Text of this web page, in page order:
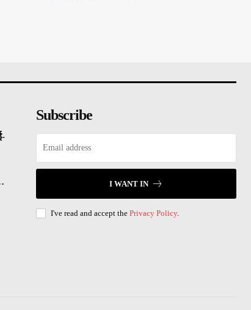
Subscribe
I WANT IN
I've read and accept the Privacy Policy.